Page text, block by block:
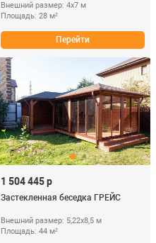
Внешний размер: 4х7 м
Площадь: 28 м²
Перейти
1 504 445 р
Застекленная беседка ГРЕЙС
Внешний размер: 5,22х8,5 м
Площадь: 44 м²